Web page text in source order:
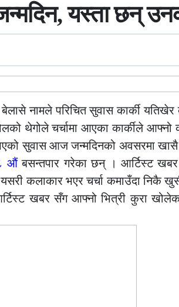
यस्ता छन्
नामले परिचित सुवास कार्की यतिखेर
थेगोले चर्चामा आएका कार्कीले
सुवास आज जन्मदिनको अवसरमा खासै
औंबसन्तपार गरेका छन् । आर्टिस्ट खबर
कलाकार भएर चर्चा कमाउँदा निकै
खबर सँग आफ्नो भित्री कुरा